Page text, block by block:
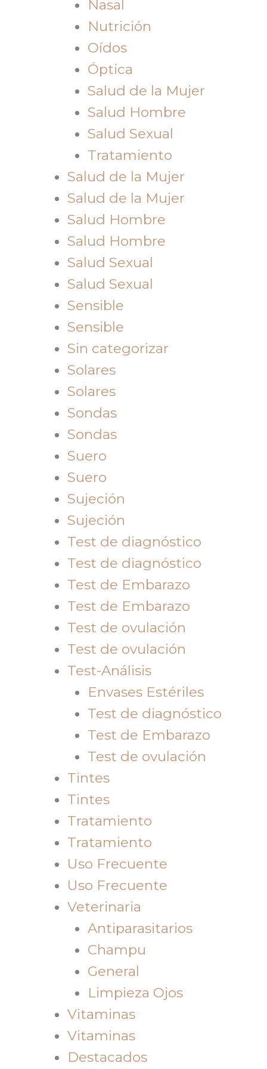
Nasal
Nutrición
Oídos
Óptica
Salud de la Mujer
Salud Hombre
Salud Sexual
Tratamiento
Salud de la Mujer
Salud de la Mujer
Salud Hombre
Salud Hombre
Salud Sexual
Salud Sexual
Sensible
Sensible
Sin categorizar
Solares
Solares
Sondas
Sondas
Suero
Suero
Sujeción
Sujeción
Test de diagnóstico
Test de diagnóstico
Test de Embarazo
Test de Embarazo
Test de ovulación
Test de ovulación
Test-Análisis
Envases Estériles
Test de diagnóstico
Test de Embarazo
Test de ovulación
Tintes
Tintes
Tratamiento
Tratamiento
Uso Frecuente
Uso Frecuente
Veterinaria
Antiparasitarios
Champu
General
Limpieza Ojos
Vitaminas
Vitaminas
Destacados